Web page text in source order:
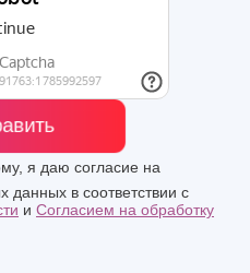
я даю согласие на
данных в соответствии с
и Согласием на обработку